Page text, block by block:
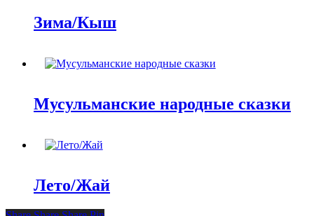
Зима/Кыш
Мусульманские народные сказки
Лето/Жай